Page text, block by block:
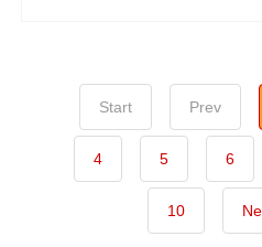
Start Prev
4 5 6
10